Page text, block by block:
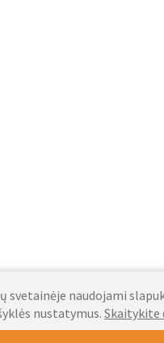
svetainėje naudojami
nustatymus. Skaitykite